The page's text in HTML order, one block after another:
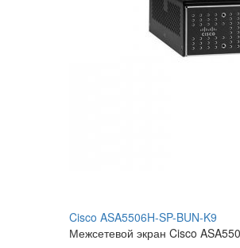
Cisco ASA5506H-SP-BUN-K9
Межсетевой экран Cisco